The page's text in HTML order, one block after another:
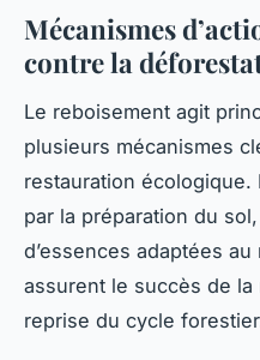
Mécanismes
contre la
Le reboisement agit
plusieurs mécanismes
restauration
par la préparation du
d’essences adaptées
assurent le succès de
reprise du cycle